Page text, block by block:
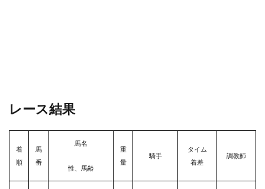
レース結果
着
順
馬
番
馬名
性、馬齢
重
量
騎手
タイム
着差
調教師